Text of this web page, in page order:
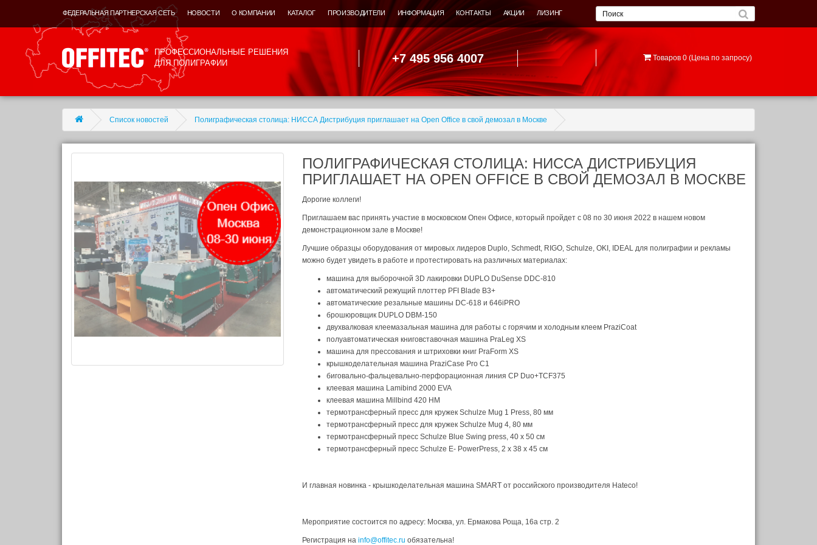
ФЕДЕРАЛЬНАЯ ПАРТНЕРСКАЯ СЕТЬ НОВОСТИ О КОМПАНИИ КАТАЛОГ ПРОИЗВОДИТЕЛИ ИНФОРМАЦИЯ КОНТАКТЫ АКЦИИ ЛИЗИНГ
ПРОФЕССИОНАЛЬНЫЕ РЕШЕНИЯ
ДЛЯ ПОЛИГРАФИИ
+7 495 956 4007 Товаров 0 (Цена по запросу)
Список новостей Полиграфическая столица: НИССА Дистрибуция приглашает на Open Office в свой демозал в Москве
ПОЛИГРАФИЧЕСКАЯ СТОЛИЦА: НИССА ДИСТРИБУЦИЯ
ПРИГЛАШАЕТ НА OPEN OFFICE В СВОЙ ДЕМОЗАЛ В МОСКВЕ
Дорогие коллеги!
Приглашаем вас принять участие в московском Опен Офисе, который пройдет с 08 по 30 июня 2022 в нашем новом
демонстрационном зале в Москве!
Лучшие образцы оборудования от мировых лидеров Duplo, Schmedt, RIGO, Schulze, OKI, IDEAL для полиграфии и рекламы
можно будет увидеть в работе и протестировать на различных материалах:
машина для выборочной 3D лакировки DUPLO DuSense DDC-810
автоматический режущий плоттер PFI Blade B3+
автоматические резальные машины DC-618 и 646iPRO
брошюровщик DUPLO DBM-150
двухвалковая клеемазальная машина для работы с горячим и холодным клеем PraziCoat
полуавтоматическая книговставочная машина PraLeg XS
машина для прессования и штриховки книг PraForm XS
крышкоделательная машина PraziCase Pro C1
биговально-фальцевально-перфорационная линия CP Duo+TCF375
клеевая машина Lamibind 2000 EVA
клеевая машина Millbind 420 HM
термотрансферный пресс для кружек Schulze Mug 1 Press, 80 мм
термотрансферный пресс для кружек Schulze Mug 4, 80 мм
термотрансферный пресс Schulze Blue Swing press, 40 x 50 см
термотрансферный пресс Schulze E- PowerPress, 2 x 38 x 45 см
И главная новинка - крышкоделательная машина SMART от российского производителя Hateco!
Мероприятие состоится по адресу: Москва, ул. Ермакова Роща, 16а стр. 2
Регистрация на info@offitec.ru обязательна!